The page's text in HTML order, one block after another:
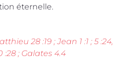
éternelle.
28 :19 ; Jean 1 :1 ; 5 :24,
:28 ; Galates 4.4